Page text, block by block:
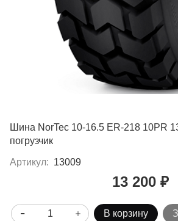
Шина NorTec 10-16.5 ER-218 10PR
погрузчик
Артикул: 13009
13 200 ₽
В корзину